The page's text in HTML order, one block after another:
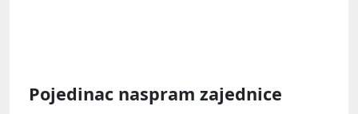
Pojedinac naspram zajednice